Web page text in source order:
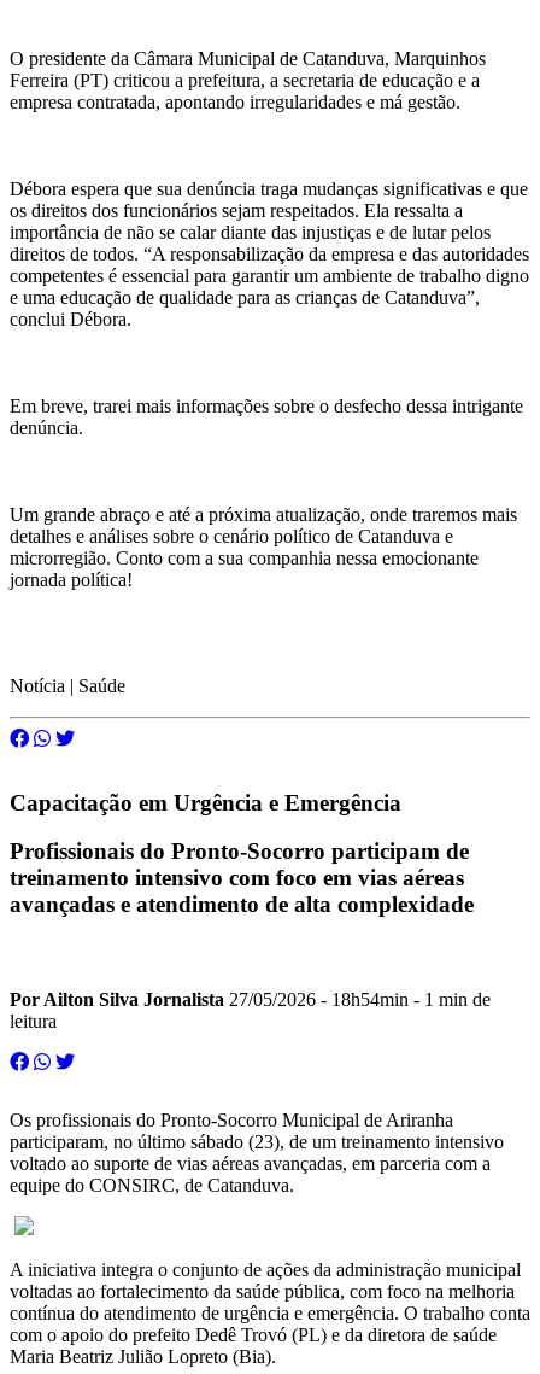
O presidente da Câmara Municipal de Catanduva, Marquinhos
Ferreira (PT) criticou a prefeitura, a secretaria de educação e a
empresa contratada, apontando irregularidades e má gestão.
Débora espera que sua denúncia traga mudanças significativas e que
os direitos dos funcionários sejam respeitados. Ela ressalta a
importância de não se calar diante das injustiças e de lutar pelos
direitos de todos. “A responsabilização da empresa e das autoridades
competentes é essencial para garantir um ambiente de trabalho digno
e uma educação de qualidade para as crianças de Catanduva”,
conclui Débora.
Em breve, trarei mais informações sobre o desfecho dessa intrigante
denúncia.
Um grande abraço e até a próxima atualização, onde traremos mais
detalhes e análises sobre o cenário político de Catanduva e
microrregião. Conto com a sua companhia nessa emocionante
jornada política!
Notícia | Saúde
Capacitação em Urgência e Emergência
Profissionais do Pronto-Socorro participam de
treinamento intensivo com foco em vias aéreas
avançadas e atendimento de alta complexidade
Por Ailton Silva Jornalista 27/05/2026 - 18h54min - 1 min de
leitura
Os profissionais do Pronto-Socorro Municipal de Ariranha
participaram, no último sábado (23), de um treinamento intensivo
voltado ao suporte de vias aéreas avançadas, em parceria com a
equipe do CONSIRC, de Catanduva.
A iniciativa integra o conjunto de ações da administração municipal
voltadas ao fortalecimento da saúde pública, com foco na melhoria
contínua do atendimento de urgência e emergência. O trabalho conta
com o apoio do prefeito Dedê Trovó (PL) e da diretora de saúde
Maria Beatriz Julião Lopreto (Bia).